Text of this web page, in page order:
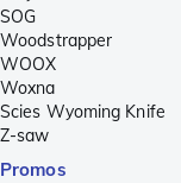
SOG
Woodstrapper
WOOX
Woxna
Scies Wyoming Knife
Z-saw
Promos